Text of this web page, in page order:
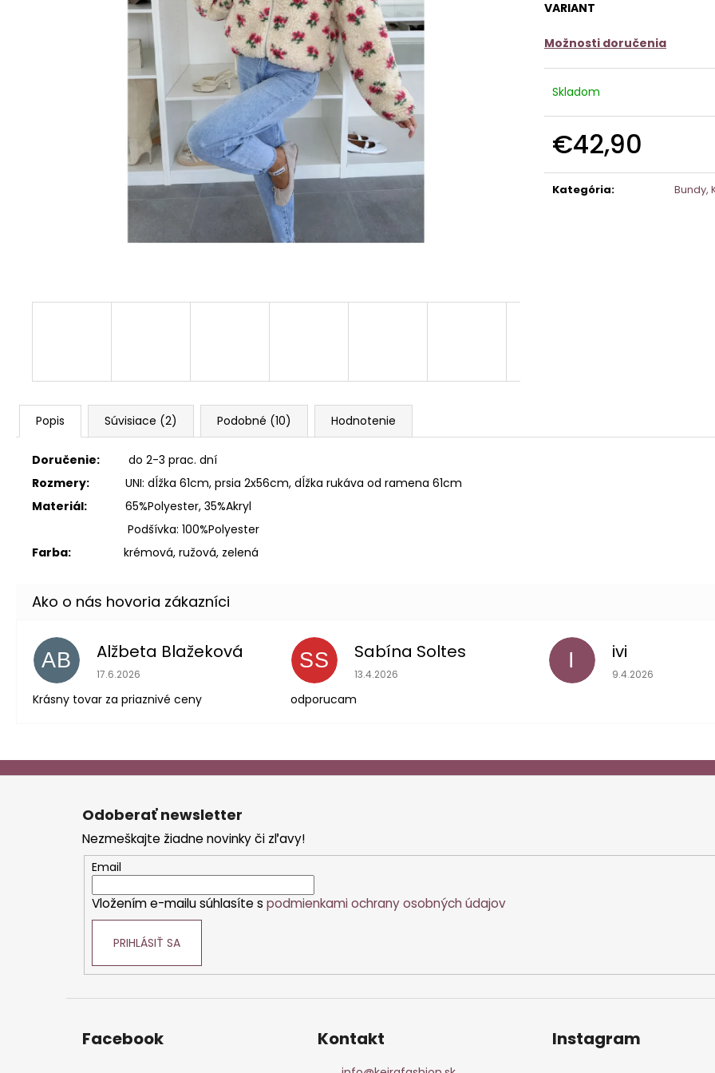
VARIANT
Možnosti doručenia
Skladom
€42,90
cena:
Kategória: Bundy,
Popis Súvisiace (2) Podobné (10) Hodnotenie
Doručenie:
do 2-3 prac. dní
Rozmery: UNI: dĺžka 61cm, prsia 2x56cm, dĺžka rukáva od ramena 61cm
Materiál:
65%Polyester, 35%Akryl
Podšívka: 100%Polyester
Farba:
krémová, ružová, zelená
AB Alžbeta Blažeková
Hodnotenie obchodu je 5 z 5 hviezdičiek.
17.6.2026
Krásny tovar za priaznivé ceny
SS Sabína Soltes
Hodnotenie obchodu je 5 z 5 hviezdičiek.
13.4.2026
odporucam
I ivi
Hodnotenie
9.4.2026
Z
Odoberať newsletter
Nezmeškajte žiadne novinky či zľavy!
Email
Vložením e-mailu súhlasíte s podmienkami ochrany osobných údajov
PRIHLÁSIŤ SA
Facebook Kontakt Instagram